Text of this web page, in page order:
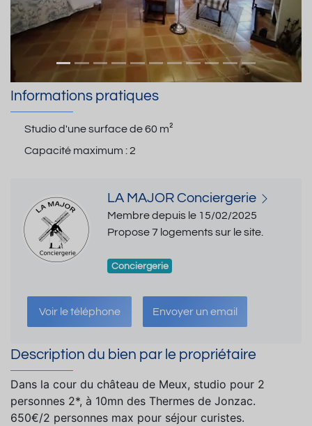
Informations pratiques
Studio d'une surface de60 m²
Capacité maximum :2
LA MAJOR Conciergerie
Membre depuis le 15/02/2025
Propose 7 logements sur le site.
Conciergerie
Voir le téléphone Envoyer un email
Description du bien par le propriétaire
Dans la cour du château de Meux, studio pour 2
personnes 2*, à 10mn des Thermes de Jonzac.
650€/2 personnes max pour séjour curistes.